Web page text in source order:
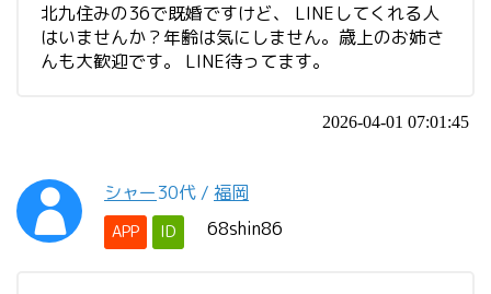
北九住みの36で既婚ですけど、 LINEしてくれる人
はいませんか？年齢は気にしません。歳上のお姉さ
んも大歓迎です。 LINE待ってます。
2026-04-01 07:01:45
シャー30代 / 福岡
APP ID 68shin86